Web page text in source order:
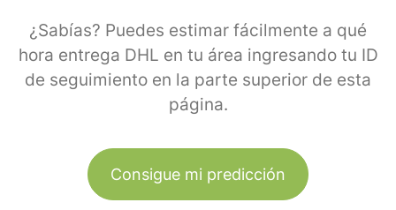
¿Sabías? Puedes estimar fácilmente a qué
hora entrega DHL en tu área ingresando tu ID
de seguimiento en la parte superior de esta
página.
Consigue mi predicción